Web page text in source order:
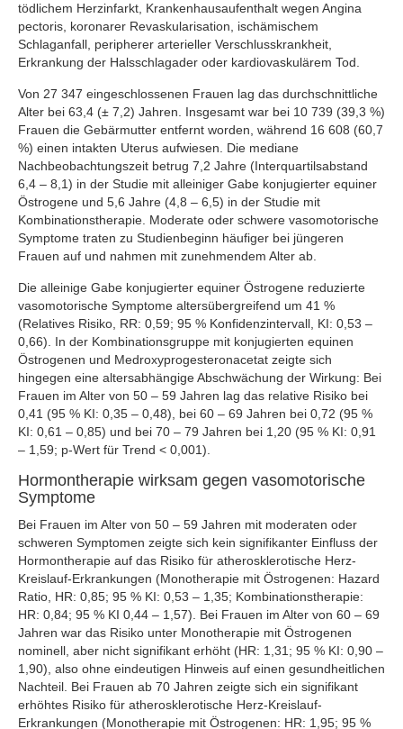
tödlichem Herzinfarkt, Krankenhausaufenthalt wegen Angina
pectoris, koronarer Revaskularisation, ischämischem
Schlaganfall, peripherer arterieller Verschlusskrankheit,
Erkrankung der Halsschlagader oder kardiovaskulärem Tod.
Von 27 347 eingeschlossenen Frauen lag das durchschnittliche
Alter bei 63,4 (± 7,2) Jahren. Insgesamt war bei 10 739 (39,3 %)
Frauen die Gebärmutter entfernt worden, während 16 608 (60,7
%) einen intakten Uterus aufwiesen. Die mediane
Nachbeobachtungszeit betrug 7,2 Jahre (Interquartilsabstand
6,4 – 8,1) in der Studie mit alleiniger Gabe konjugierter equiner
Östrogene und 5,6 Jahre (4,8 – 6,5) in der Studie mit
Kombinationstherapie. Moderate oder schwere vasomotorische
Symptome traten zu Studienbeginn häufiger bei jüngeren
Frauen auf und nahmen mit zunehmendem Alter ab.
Die alleinige Gabe konjugierter equiner Östrogene reduzierte
vasomotorische Symptome altersübergreifend um 41 %
(Relatives Risiko, RR: 0,59; 95 % Konfidenzintervall, KI: 0,53 –
0,66). In der Kombinationsgruppe mit konjugierten equinen
Östrogenen und Medroxyprogesteronacetat zeigte sich
hingegen eine altersabhängige Abschwächung der Wirkung: Bei
Frauen im Alter von 50 – 59 Jahren lag das relative Risiko bei
0,41 (95 % KI: 0,35 – 0,48), bei 60 – 69 Jahren bei 0,72 (95 %
KI: 0,61 – 0,85) und bei 70 – 79 Jahren bei 1,20 (95 % KI: 0,91
– 1,59; p-Wert für Trend < 0,001).
Hormontherapie wirksam gegen vasomotorische
Symptome
Bei Frauen im Alter von 50 – 59 Jahren mit moderaten oder
schweren Symptomen zeigte sich kein signifikanter Einfluss der
Hormontherapie auf das Risiko für atherosklerotische Herz-
Kreislauf-Erkrankungen (Monotherapie mit Östrogenen: Hazard
Ratio, HR: 0,85; 95 % KI: 0,53 – 1,35; Kombinationstherapie:
HR: 0,84; 95 % KI 0,44 – 1,57). Bei Frauen im Alter von 60 – 69
Jahren war das Risiko unter Monotherapie mit Östrogenen
nominell, aber nicht signifikant erhöht (HR: 1,31; 95 % KI: 0,90 –
1,90), also ohne eindeutigen Hinweis auf einen gesundheitlichen
Nachteil. Bei Frauen ab 70 Jahren zeigte sich ein signifikant
erhöhtes Risiko für atherosklerotische Herz-Kreislauf-
Erkrankungen (Monotherapie mit Östrogenen: HR: 1,95; 95 %